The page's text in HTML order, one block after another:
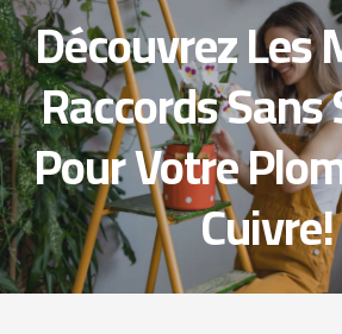
Découvrez Les
Raccords
Pour Votre
Cuivre!